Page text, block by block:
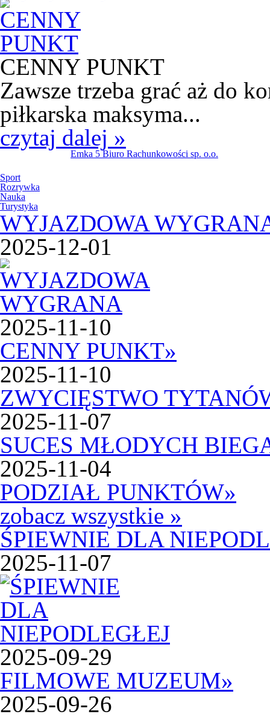
CENNY PUNKT
Zawsze trzeba grać aż do
piłkarska maksyma...
czytaj dalej »
Emka 5 Biuro Rachunkowości sp. o.o.
Sport
Rozrywka
Nauka
Turystyka
WYJAZDOWA
2025-12-01
2025-11-10
CENNY PUNKT»
2025-11-10
ZWYCIĘSTWO
2025-11-07
SUCES MŁODYCH
2025-11-04
PODZIAŁ PUNKTÓW»
zobacz wszystkie »
ŚPIEWNIE DLA
2025-11-07
2025-09-29
FILMOWE MUZEUM»
2025-09-26